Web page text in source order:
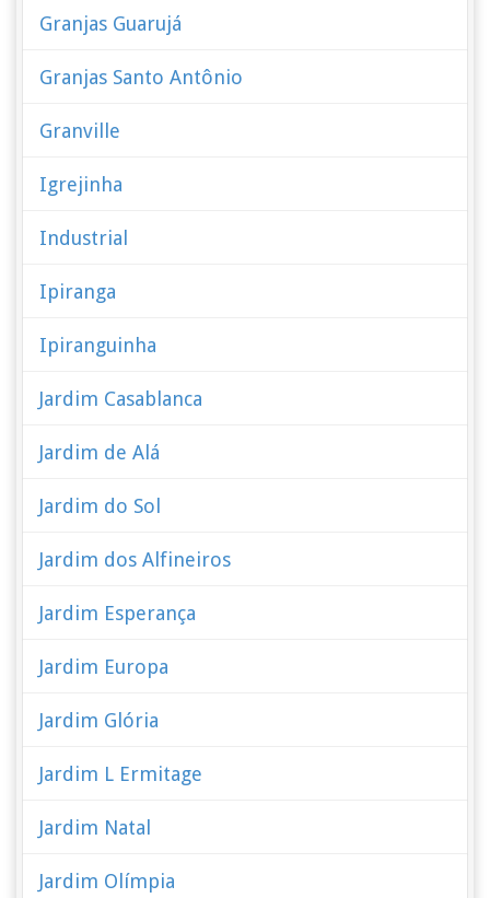
Granjas Guarujá
Granjas Santo Antônio
Granville
Igrejinha
Industrial
Ipiranga
Ipiranguinha
Jardim Casablanca
Jardim de Alá
Jardim do Sol
Jardim dos Alfineiros
Jardim Esperança
Jardim Europa
Jardim Glória
Jardim L Ermitage
Jardim Natal
Jardim Olímpia